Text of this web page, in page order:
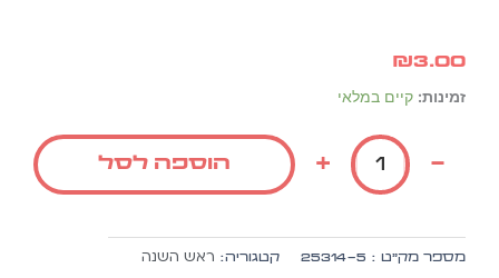
₪3.00
זמינות: קיים במלאי
כמות
יהלום
תכלת
התפללתי
זהב
10
הוספה לסל
מספר מק״ט :25314-5 קטגוריה: ראש השנה